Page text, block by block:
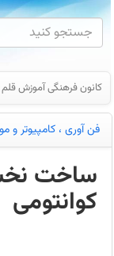
کانون فرهنگی آموزش
فن آوری ، کامپیوتر و
ساخت
کوانتومی